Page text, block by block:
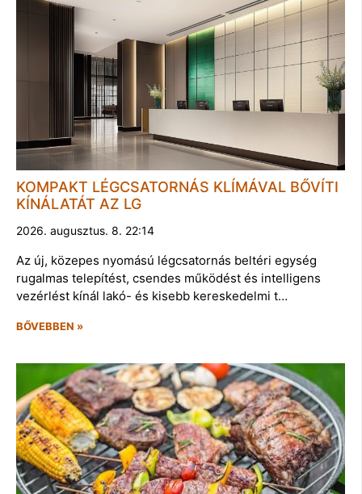
KOMPAKT LÉGCSATORNÁS KLÍMÁVAL BŐVÍTI
KÍNÁLATÁT AZ LG
2026. augusztus. 8. 22:14
Az új, közepes nyomású légcsatornás beltéri egység
rugalmas telepítést, csendes működést és intelligens
vezérlést kínál lakó- és kisebb kereskedelmi t…
BŐVEBBEN »